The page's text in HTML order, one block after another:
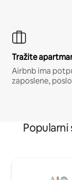
Tražite
Airbnb ima
zaposlene,
Popularni